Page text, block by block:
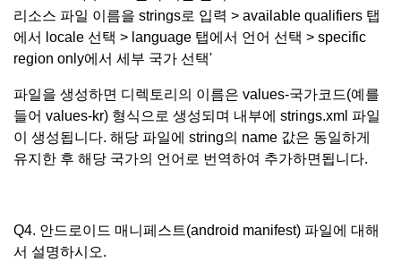
리소스 파일 이름을 strings로 입력 > available qualifiers 탭
에서 locale 선택 > language 탭에서 언어 선택 > specific
region only에서 세부 국가 선택'
파일을 생성하면 디렉토리의 이름은 values-국가코드(예를
들어 values-kr) 형식으로 생성되며 내부에 strings.xml 파일
이 생성됩니다. 해당 파일에 string의 name 값은 동일하게
유지한 후 해당 국가의 언어로 번역하여 추가하면됩니다.
Q4. 안드로이드 매니페스트(android manifest) 파일에 대해
서 설명하시오.